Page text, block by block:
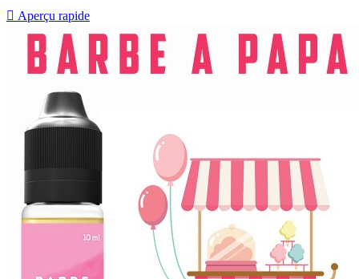
 Aperçu rapide